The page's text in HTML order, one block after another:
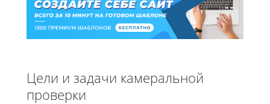
Цели и задачи камеральной
проверки